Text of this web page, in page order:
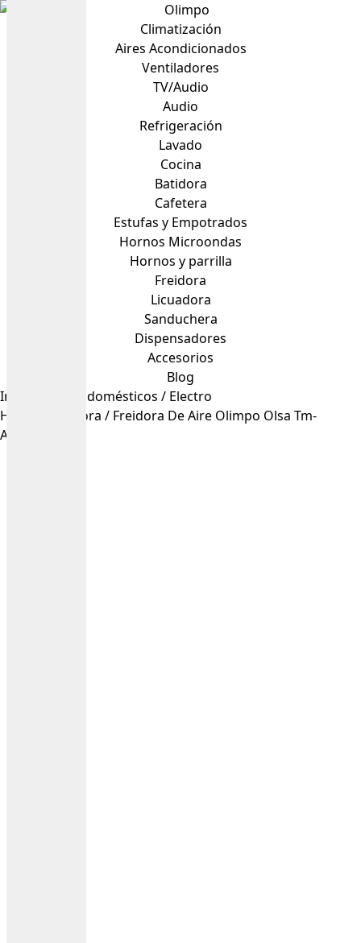
Olimpo
Climatización
Aires Acondicionados
Ventiladores
TV/Audio
Audio
Refrigeración
Lavado
Cocina
Batidora
Cafetera
Estufas y Empotrados
Hornos Microondas
Hornos y parrilla
Freidora
Licuadora
Sanduchera
Dispensadores
Accesorios
Blog
Inicio
Electrodomésticos / Electro
Hogar
Freidora / Freidora De Aire Olimpo Olsa Tm-
Af201Wh-3 Lts